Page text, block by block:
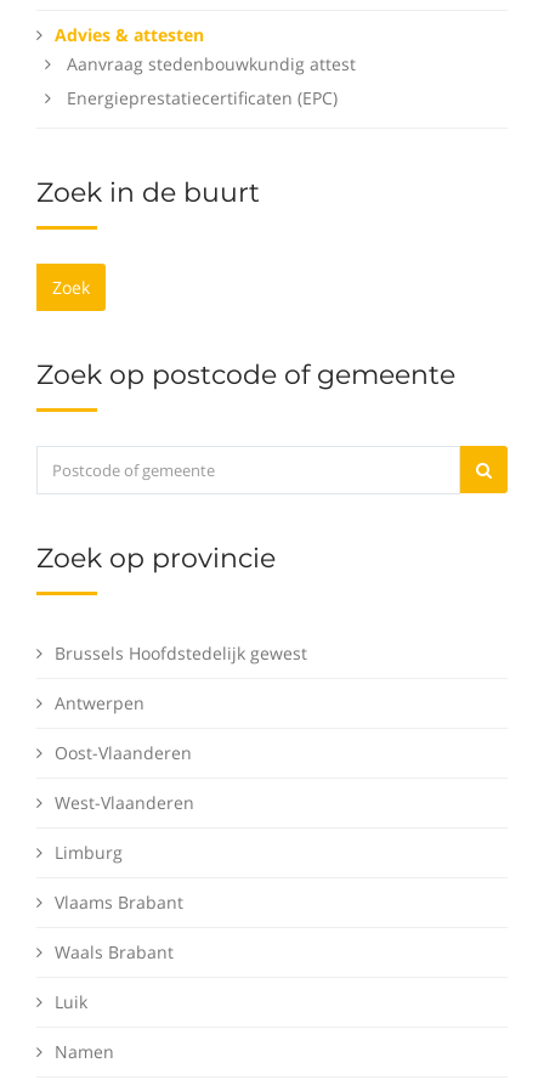
Advies & attesten
Aanvraag stedenbouwkundig attest
Energieprestatiecertificaten (EPC)
Zoek in de buurt
Zoek
Zoek op postcode of gemeente
Zoek op provincie
Brussels Hoofdstedelijk gewest
Antwerpen
Oost-Vlaanderen
West-Vlaanderen
Limburg
Vlaams Brabant
Waals Brabant
Luik
Namen